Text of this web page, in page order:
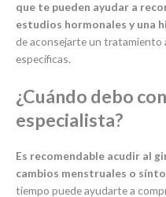
que te pueden ayudar a
estudios hormonales y una
de aconsejarte un tratamiento
específicas.
¿Cuándo debo
especialista?
Es recomendable acudir al
cambios menstruales o
tiempo puede ayudarte a